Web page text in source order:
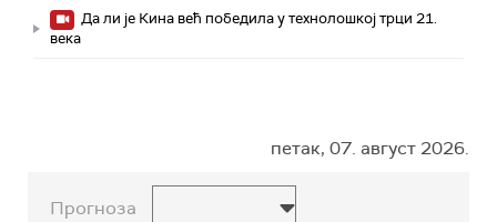
Да ли је Кина већ победила у технолошкој трци 21.
века
петак, 07. август 2026.
Прогноза